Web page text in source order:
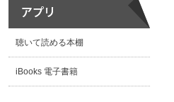
聴いて読める本棚
iBooks 電子書籍